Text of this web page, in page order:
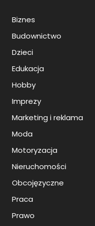
Biznes
Budownictwo
Dzieci
Edukacja
Hobby
Imprezy
Marketing i reklama
Moda
Motoryzacja
Nieruchomości
Obcojęzyczne
Praca
Prawo